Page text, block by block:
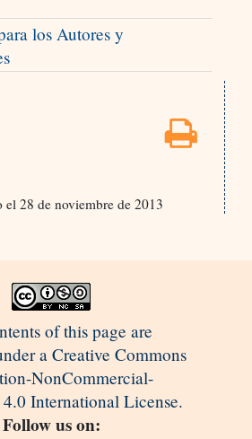
los Autores y
28 de noviembre de 2013
of this page are
a Creative Commons
NonCommercial-
International License.
Follow us on: